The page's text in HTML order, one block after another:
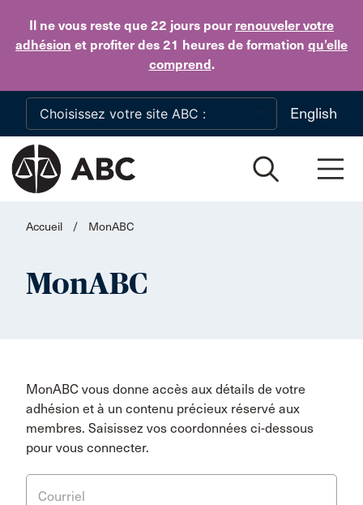
Il ne vous reste que 22 jours pour renouveler votre
adhésion et profiter des 21 heures de formation qu’elle
comprend.
Skip to main content
English
Accueil / MonABC
MonABC
MonABC vous donne accès aux détails de votre
adhésion et à un contenu précieux réservé aux
membres. Saisissez vos coordonnées ci-dessous
pour vous connecter.
Courriel